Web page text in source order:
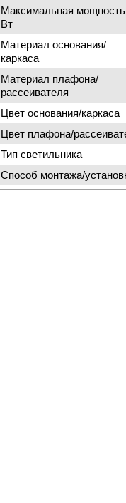
Максимальная
Вт
Материал основания/
каркаса
Материал плафона/
рассеивателя
Цвет основания/каркаса
Цвет плафона/
Тип светильника
Способ монтажа/